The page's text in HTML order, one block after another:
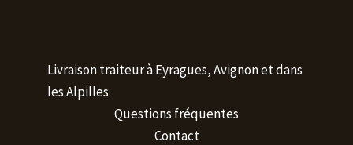
Livraison traiteur à Eyragues, Avignon et dans
les Alpilles
Questions fréquentes
Contact